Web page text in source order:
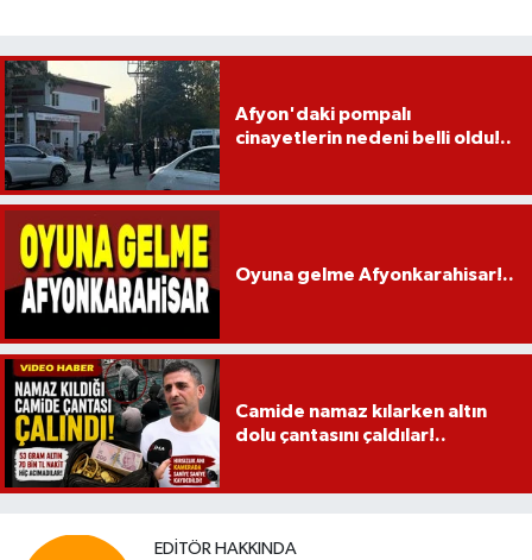
Afyon'daki pompalı
cinayetlerin nedeni belli oldu!..
Oyuna gelme Afyonkarahisar!..
Camide namaz kılarken altın
dolu çantasını çaldılar!..
EDITÖR HAKKINDA